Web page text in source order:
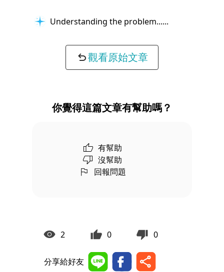
Understanding the problem...
觀看原始文章
你覺得這篇文章有幫助嗎？
有幫助
沒幫助
回報問題
2 0 0
分享給好友